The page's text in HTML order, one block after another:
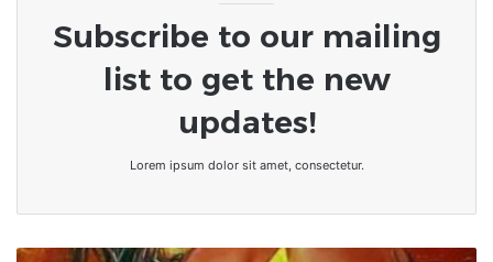
Subscribe to our mailing
list to get the new
updates!
Lorem ipsum dolor sit amet, consectetur.
Sexualité/